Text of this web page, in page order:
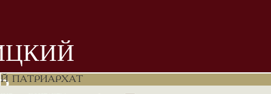
ПАТРИАРХАТ